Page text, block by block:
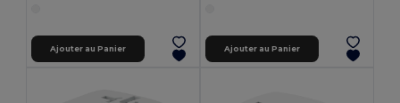
Ajouter au Panier Ajouter au Panier